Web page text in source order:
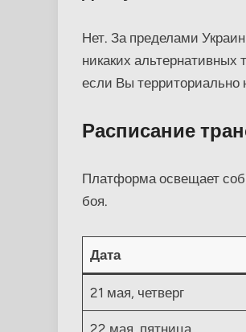
Нет. За пределами
никаких альтернативных
если Вы территориально
Расписание
Платформа освещает
боя.
Дата
21 мая, четверг
22 мая, пятница